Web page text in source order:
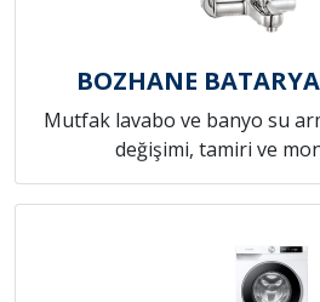
BOZHANE
Mutfak lavabo ve banyo su
değişimi, tamiri ve